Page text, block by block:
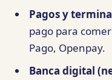
Pagos y
pago para
Pago, Openpay.
Banca digital